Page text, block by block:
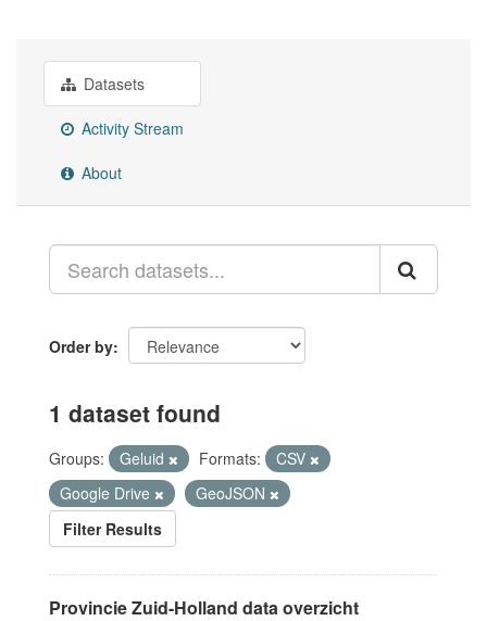
Datasets
Activity Stream
About
Order by
1 dataset found
Groups: Geluid Formats:
CSV
Google Drive
GeoJSON
Filter Results
Provincie Zuid-Holland data overzicht